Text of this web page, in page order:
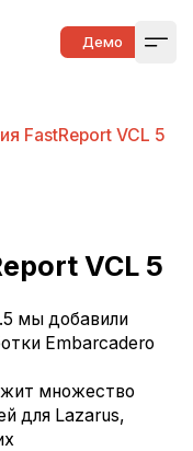
Демо
FastReport VCL 5
VCL 5
мы добавили
Embarcadero
множество
для Lazarus,